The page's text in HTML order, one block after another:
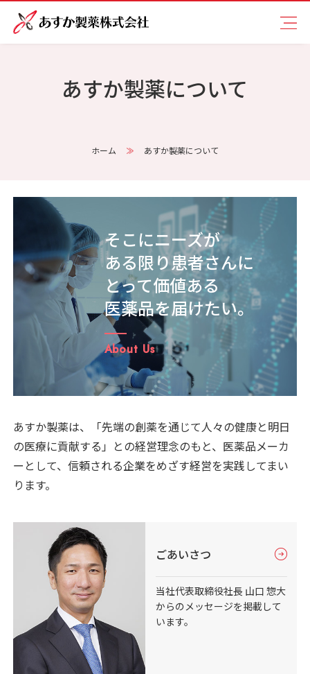
あすか製薬について
ホーム あすか製薬について
そこにニーズが
ある限り患者さんに
とって価値ある
医薬品を届けたい。
About Us
あすか製薬は、「先端の創薬を通じて人々の健康と明日
の医療に貢献する」との経営理念のもと、医薬品メーカ
ーとして、信頼される企業をめざす経営を実践してまい
ります。
ごあいさつ
当社代表取締役社長 山口 惣大
からのメッセージを掲載して
います。